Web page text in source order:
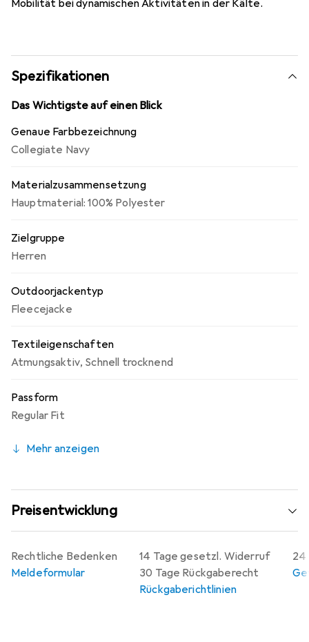
Mobilität bei dynamischen Aktivitäten in der Kälte.
Spezifikationen
Das Wichtigste auf einen Blick
Genaue Farbbezeichnung
Collegiate Navy
Materialzusammensetzung
Hauptmaterial: 100% Polyester
Zielgruppe
Herren
Outdoorjackentyp
Fleecejacke
Textileigenschaften
Atmungsaktiv, Schnell trocknend
Passform
Regular Fit
Mehr anzeigen
Preisentwicklung
14 Tage gesetzl. Widerruf
30 Tage Rückgaberecht
Rückgaberichtlinien
24
Rechtliche Bedenken
Meldeformular